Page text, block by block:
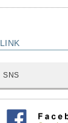
LINK
SNS